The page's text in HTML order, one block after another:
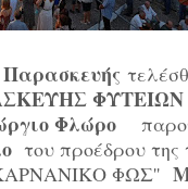
Παρασκευής
Φλώρο
του προέδρου της
ΦΩΣ''